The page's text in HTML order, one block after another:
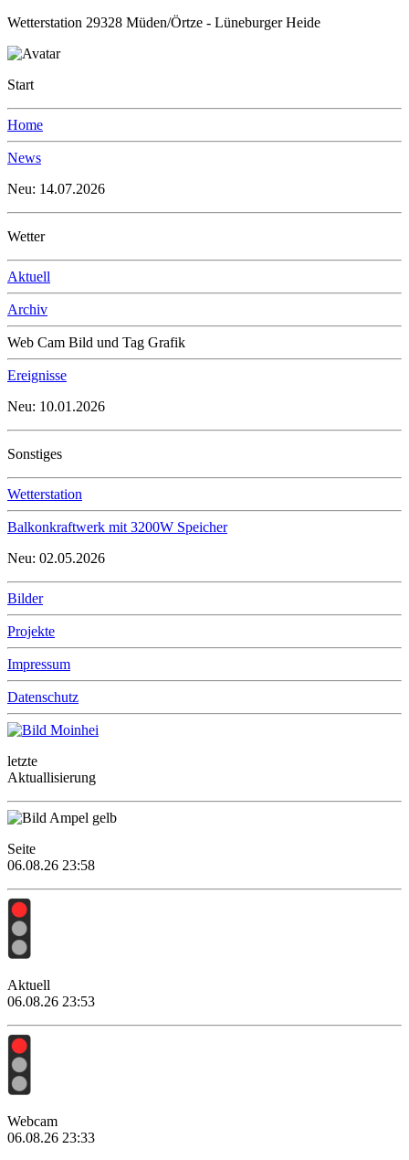
Wetterstation 29328 Müden/Örtze - Lüneburger Heide
Start
Home
News
Neu: 14.07.2026
Wetter
Aktuell
Archiv
Web Cam Bild und Tag Grafik
Ereignisse
Neu: 10.01.2026
Sonstiges
Wetterstation
Balkonkraftwerk mit 3200W Speicher
Neu: 02.05.2026
Bilder
Projekte
Impressum
Datenschutz
letzte
Aktuallisierung
Seite
06.08.26 23:58
Aktuell
06.08.26 23:53
Webcam
06.08.26 23:33